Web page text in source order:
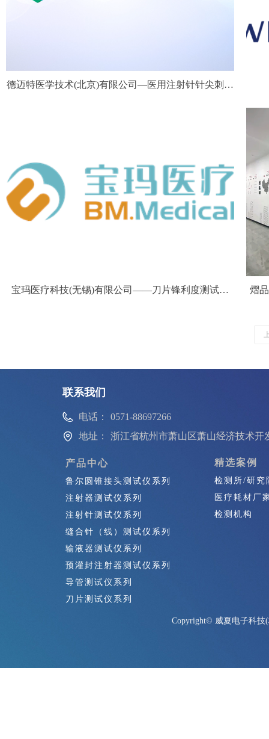
德迈特医学技术(北京)有限公司—医用注射针针尖刺穿
宝玛医疗科技(无锡)有限公司——刀片锋利度测试仪 熠
联系我们
电话：
0571-88697266
地址：
浙江省杭州市萧山区萧山经济技术开
Copyright© 威夏电子科技
产品中心
鲁尔圆锥接头测试仪系列
注射器测试仪系列
注射针测试仪系列
缝合针（线）测试仪系列
输液器测试仪系列
预灌封注射器测试仪系列
导管测试仪系列
刀片测试仪系列
精选案例
检测所/研究
医疗耗材厂
检测机构